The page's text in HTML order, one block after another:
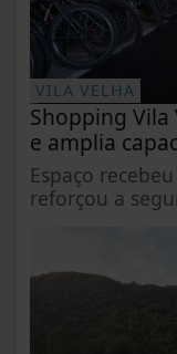
VILA VELHA
Shopping
e amplia
Espaço
reforçou a